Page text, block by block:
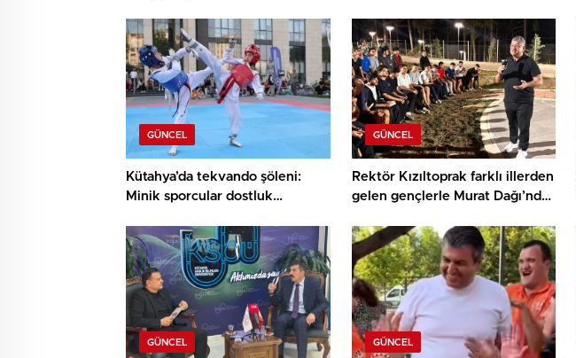
GÜNCEL
Kütahya’da tekvando şöleni:
Minik sporcular dostluk
GÜNCEL
Rektör Kızıltoprak farklı illerden
gelen gençlerle Murat Dağı’nda
GÜNCEL GÜNCEL